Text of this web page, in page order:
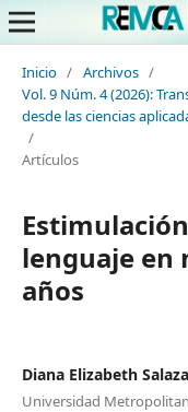
Inicio / Archivos /
Vol. 9 Núm. 4 (2026):
desde las ciencias
/
Artículos
lenguaje en
años
Diana Elizabeth
Universidad